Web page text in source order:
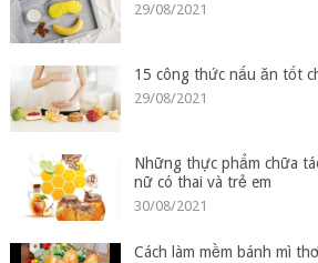
29/08/2021
15 công thức nấu ăn tốt
29/08/2021
Những thực phẩm chữa
nữ có thai và trẻ em
30/08/2021
Cách làm mềm bánh mì